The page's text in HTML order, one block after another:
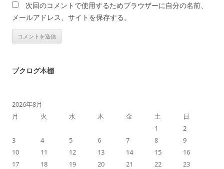
次回のコメントで使用するためブラウザーに自分の名前、
メールアドレス、サイトを保存する。
ブクログ本棚
2026年8月
月
火 水 木 金 土
日
1
2
3
4 5 6 7 8
9
10
11 12 13 14 15
16
17
18 19 20 21 22
23